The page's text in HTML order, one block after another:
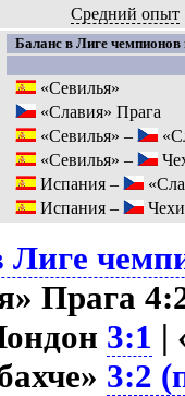
Средний опыт
Баланс в Лиге чемпионов
«Севилья»
«Славия» Прага
«Севилья» –
«Севилья» –
Испания –
Испания –
Лиге
Прага
3:1 |
3:2